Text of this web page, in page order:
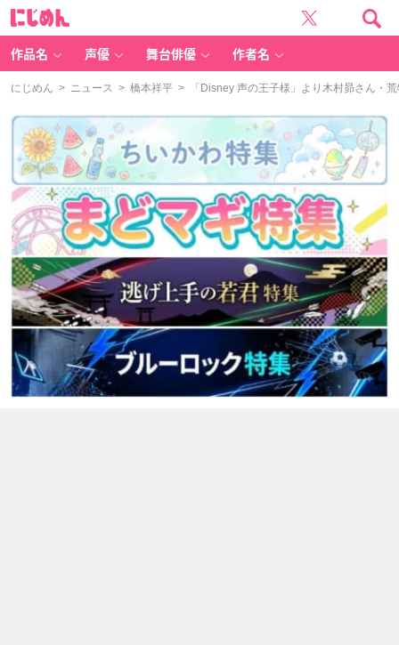
作品名 声優 舞台俳優 作者名
にじめん > ニュース > 橋本祥平 > 「Disney 声の王子様」より木村昴さん・